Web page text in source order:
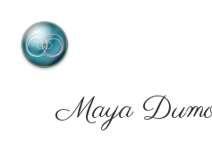
Maya